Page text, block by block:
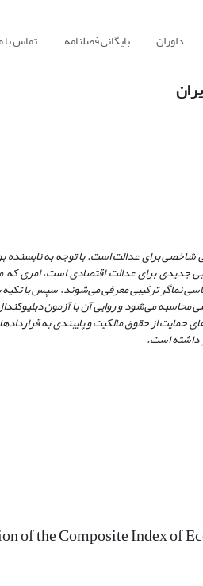
داوران بایگانی فصلنامه تماس با
شاخصی برای عدالت است. با توجه به
جدیدی برای عدالت اقتصادی است، امری
نماگر ترکیبی معرفی می‌شوند، سپس با
شناسایی شده و برای نخستین بار نماگر ترکیبی عدالت اقتصادی طی دهه 1380 شمسی محاسبه
از حقوق مالکیت و پایبندی به
داشته است.
of the Composite Index of